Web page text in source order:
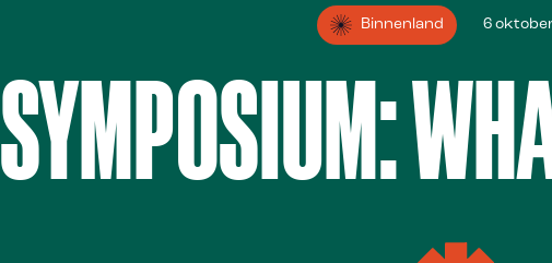
Binnenland 6
SYMPOSIUM: